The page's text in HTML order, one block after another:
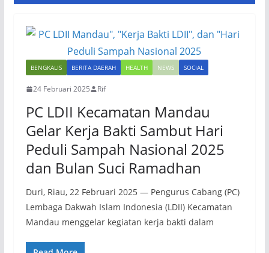
BENGKALIS BERITA DAERAH HEALTH NEWS SOCIAL
24 Februari 2025 Rif
PC LDII Kecamatan Mandau
Gelar Kerja Bakti Sambut Hari
Peduli Sampah Nasional 2025
dan Bulan Suci Ramadhan
Duri, Riau, 22 Februari 2025 — Pengurus Cabang (PC)
Lembaga Dakwah Islam Indonesia (LDII) Kecamatan
Mandau menggelar kegiatan kerja bakti dalam